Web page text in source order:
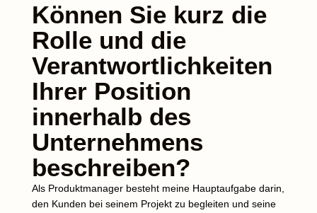
Können Sie kurz die
Rolle und die
Verantwortlichkeiten
Ihrer Position
innerhalb des
Unternehmens
beschreiben?
Als Produktmanager besteht meine Hauptaufgabe darin,
den Kunden bei seinem Projekt zu begleiten und seine